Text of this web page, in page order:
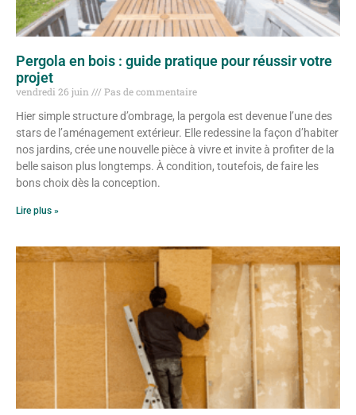
Pergola en bois : guide pratique pour réussir votre
projet
vendredi 26 juin
Pas de commentaire
Hier simple structure d’ombrage, la pergola est devenue l’une des
stars de l’aménagement extérieur. Elle redessine la façon d’habiter
nos jardins, crée une nouvelle pièce à vivre et invite à profiter de la
belle saison plus longtemps. À condition, toutefois, de faire les
bons choix dès la conception.
Lire plus »